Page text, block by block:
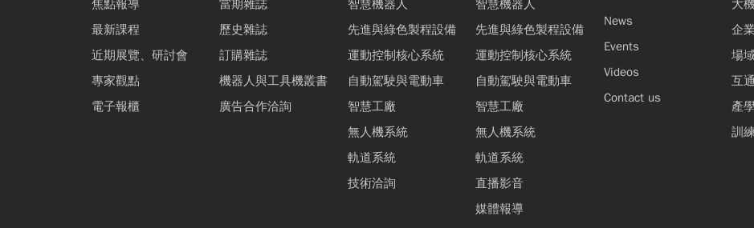
焦點報導
最新課程
近期展覽、研討會
專家觀點
電子報櫃
當期雜誌
歷史雜誌
訂購雜誌
機器人與工具機叢書
廣告合作洽詢
智慧機器人
先進與綠色製程設備
運動控制核心系統
自動駕駛與電動車
智慧工廠
無人機系統
軌道系統
技術洽詢
智慧機器人
先進與綠色製程設備
運動控制核心系統
自動駕駛與電動車
智慧工廠
無人機系統
軌道系統
直播影音
媒體報導
News
Events
Videos
Contact us
大
企
場
互
產
訓